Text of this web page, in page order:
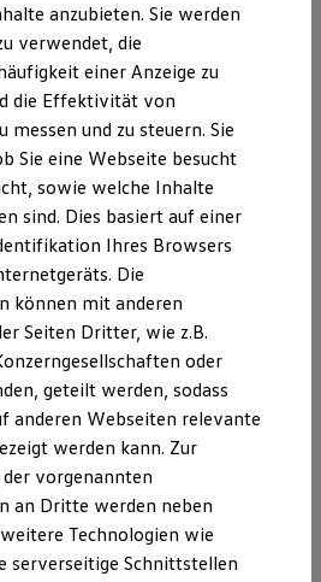
6
Versionen und Updates
zu Ihrem ID.
R Experience
Kollektion
Cookie-Richtlinie
Act (DSA)
EU Data Act
Vertrag Widerrufen
AG
Infotainment-
kombiniert: 18,3 - 15,9 kWh/100
0 g/km; CO₂-Klasse(n): A.
und Emissionswerte beziehen
Fahrzeug und sind nicht Bestandteil
dienen allein Vergleichszwecken
Fahrzeugtypen.
Zubehör(Anbauteile, Reifenformat
Fahrzeugparameter, wie
verändern und neben
sowie dem
den Kraftstoffverbrauch, den
Emissionen und die
anzubieten. Sie werden
verwendet, die
einer Anzeige zu
die Effektivität von
messen und zu steuern. Sie
Sie eine Webseite besucht
sowie welche Inhalte
sind. Dies basiert auf einer
Ihres Browsers
Die
können mit anderen
Seiten Dritter, wie z.B.
oder
geteilt werden, sodass
anderen Webseiten relevante
werden kann. Zur
vorgenannten
an Dritte werden neben
Technologien wie
serverseitige Schnittstellen